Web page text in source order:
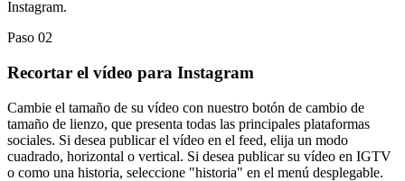
Instagram.
Paso 02
Recortar el vídeo para Instagram
Cambie el tamaño de su vídeo con nuestro botón de cambio de
tamaño de lienzo, que presenta todas las principales plataformas
sociales. Si desea publicar el vídeo en el feed, elija un modo
cuadrado, horizontal o vertical. Si desea publicar su vídeo en IGTV
o como una historia, seleccione "historia" en el menú desplegable.